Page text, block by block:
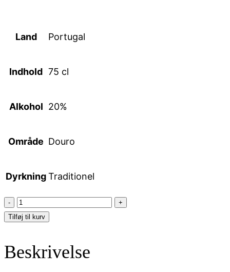
Land Portugal
Indhold 75 cl
Alkohol 20%
Område Douro
DyrkningTraditionel
Vista
Alegre,
White
antal
Tilføj til kurv
Beskrivelse